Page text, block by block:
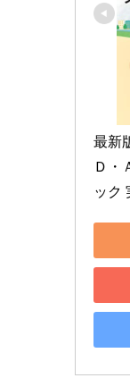
最新
Ｄ・
ック